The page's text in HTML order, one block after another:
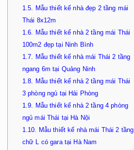
1.5. Mẫu thiết kế nhà đẹp 2 tầng mái
Thái 8x12m
1.6. Mẫu thiết kế nhà 2 tầng mái Thái
100m2 đẹp tại Ninh Bình
1.7. Mẫu thiết kế nhà mái Thái 2 tầng
ngang 6m tại Quảng Ninh
1.8. Mẫu thiết kế nhà 2 tầng mái Thái
3 phòng ngủ tại Hải Phòng
1.9. Mẫu thiết kế nhà 2 tầng 4 phòng
ngủ mái Thái tại Hà Nội
1.10. Mẫu thiết kế nhà mái Thái 2 tầng
chữ L có gara tại Hà Nam